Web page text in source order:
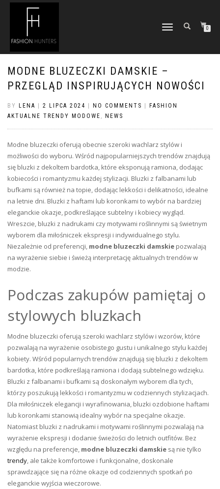
TOGGLE
0
MODNE BLUZECZKI DAMSKIE –
PRZEGLĄD INSPIRUJĄCYCH NOWOŚCI
BY LENA 2 LIPCA 2024 NO COMMENTS
FASHION
AKTUALNE TRENDY MODOWE , NEWS
Modne bluzeczki oferują obecnie szeroki wachlarz stylów i
możliwości do wyboru. Wśród najpopularniejszych trendów znajdują
się bluzki z dekoltem bardotka, które eksponują ramiona, dodając
kobiecości i romantyzmu każdej stylizacji. Bluzki z falbanami lub
bufkami są również na topie, dodając lekkości i delikatności, idealne
na letnie dni. Bluzki z haftami lub koronkami to wybór na bardziej
eleganckie okazje, podkreślające subtelny i kobiecy wygląd.
Wreszcie, bluzki z nadrukami czy motywami roślinnymi są świetnym
wyborem dla miłośniczek ekspresji i indywidualnego stylu.
Niezależnie od preferencji, modne bluzeczki damskie pozwalają
na wyrażenie siebie i świeżą interpretację aktualnych trendów w
modzie.
Podczas zakupów pamiętaj o
stylowych bluzkach
Modne bluzeczki oferują szeroki wachlarz stylów i wzorów, które
pozwalają na wyrażenie osobistego gustu i unikalnego stylu każdej
kobiety. Wśród popularnych trendów znajdują się bluzki z dekoltem
bardotka, które podkreślają ramiona i dodają subtelnego wdzięku.
Bluzki z falbanami i bufkami są doskonałym wyborem dla tych,
którzy poszukują lekkości i romantyzmu w codziennych stylizacjach.
Dla miłośniczek elegancji i wyrafinowania, bluzki ozdobione haftami
lub koronkami stanowią idealny wybór na specjalne okazje.
Natomiast bluzki z nadrukami i motywami roślinnymi pozwalają na
wyrażenie ekspresji i dodanie świeżości do letnich outfitów. Bez
względu na preferencje, modne bluzeczki damskie są nie tylko
trendy, ale także komfortowe i funkcjonalne, doskonale
sprawdzające się na różne okazje od codziennych spotkań po
eleganckie wyjścia wieczorowe.